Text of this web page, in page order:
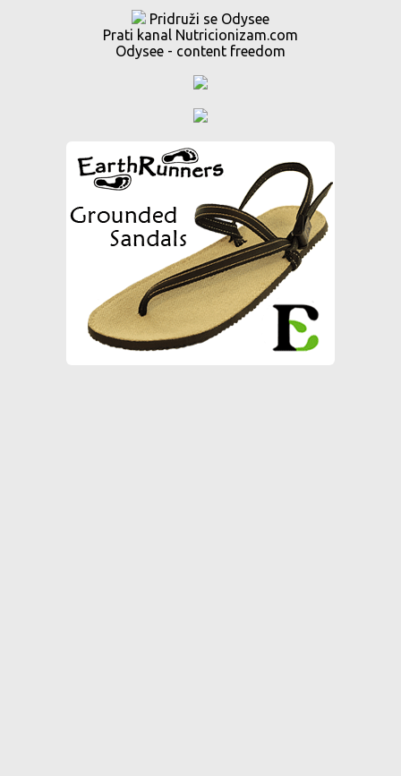
Pridruži se Odysee
Prati kanal Nutricionizam.com
Odysee - content freedom